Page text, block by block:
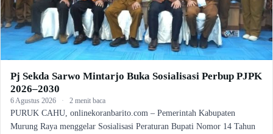
Pj Sekda Sarwo Mintarjo Buka Sosialisasi Perbup PJPK
2026–2030
6 Agustus 2026 · 2 menit baca
PURUK CAHU, onlinekoranbarito.com – Pemerintah Kabupaten
Murung Raya menggelar Sosialisasi Peraturan Bupati Nomor 14 Tahun